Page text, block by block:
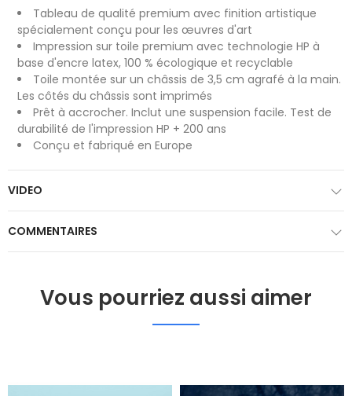
Tableau de qualité premium avec finition artistique
spécialement conçu pour les œuvres d'art
Impression sur toile premium avec technologie HP à
base d'encre latex, 100 % écologique et recyclable
Toile montée sur un châssis de 3,5 cm agrafé à la main.
Les côtés du châssis sont imprimés
Prêt à accrocher. Inclut une suspension facile. Test de
durabilité de l'impression HP + 200 ans
Conçu et fabriqué en Europe
VIDEO
COMMENTAIRES
Vous pourriez aussi aimer